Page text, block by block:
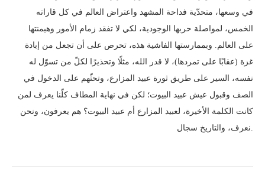
في وسعها، متحدّية فداحة المشهد واعتراض العالم في كل قاراته
الخمس، لمواصلة حربها الوجودية، لكي لا تفقد زمام الأمور وهيمنتها
على العالم. وبممارستها الفاشية هذه، تحرص على أن تجعل من إبادة
غزة (عقابًا على تمردها)، لا قدر الله، مثلًا وتحذيرًا لكلّ من تسوّل له
نفسه، السير على طريق ثورة عبيد المزارع، وتحثّهم على الدخول في
الصف وقبول عيش عبيد البيوت؛ لكن في نهاية المطاف كلّنا يعرف لمن
كانت الكلمة الأخيرة، لعبيد المزارع أم عبيد البيوت؟ هم يعرفون، ونحن
نعرف، والتاريخ سجال.